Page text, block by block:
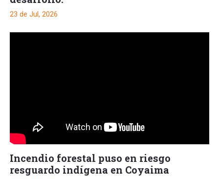
23 de Jul, 2026
Incendio forestal puso en riesgo
resguardo indígena en Coyaima